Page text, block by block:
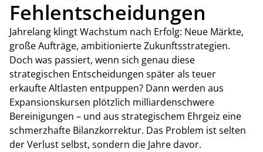
Fehlentscheidungen
Jahrelang klingt Wachstum nach Erfolg: Neue Märkte,
große Aufträge, ambitionierte Zukunftsstrategien.
Doch was passiert, wenn sich genau diese
strategischen Entscheidungen später als teuer
erkaufte Altlasten entpuppen? Dann werden aus
Expansionskursen plötzlich milliardenschwere
Bereinigungen – und aus strategischem Ehrgeiz eine
schmerzhafte Bilanzkorrektur. Das Problem ist selten
der Verlust selbst, sondern die Jahre davor.